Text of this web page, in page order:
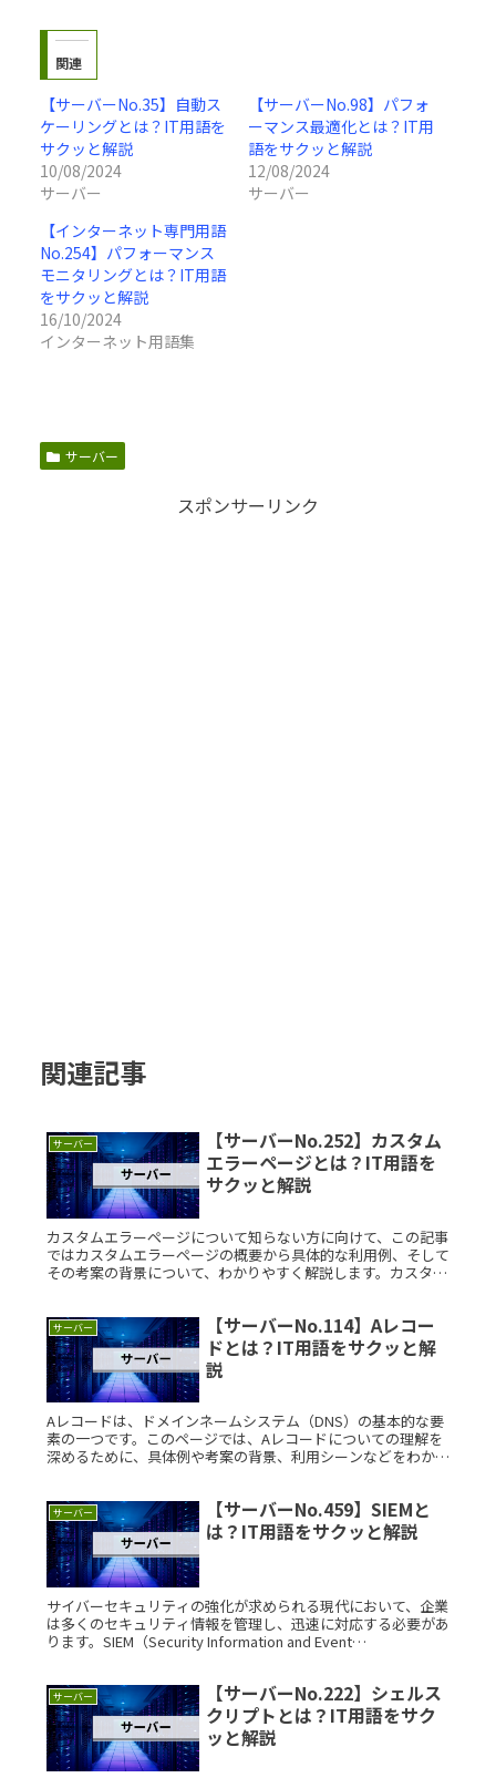
関連
【サーバーNo.35】自動ス
ケーリングとは？IT用語を
サクッと解説
10/08/2024
サーバー
【サーバーNo.98】パフォ
ーマンス最適化とは？IT用
語をサクッと解説
12/08/2024
サーバー
【インターネット専門用語
No.254】パフォーマンス
モニタリングとは？IT用語
をサクッと解説
16/10/2024
インターネット用語集
サーバー
スポンサーリンク
関連記事
サーバー
【サーバーNo.252】カスタム
エラーページとは？IT用語を
サクッと解説
カスタムエラーページについて知らない方に向けて、この記事
ではカスタムエラーページの概要から具体的な利用例、そして
その考案の背景について、わかりやすく解説します。カスタム
サーバー
【サーバーNo.114】Aレコー
ドとは？IT用語をサクッと解
説
Aレコードは、ドメインネームシステム（DNS）の基本的な要
素の一つです。このページでは、Aレコードについての理解を
深めるために、具体例や考案の背景、利用シーンなどをわかり
サーバー
【サーバーNo.459】SIEMと
は？IT用語をサクッと解説
サイバーセキュリティの強化が求められる現代において、企業
は多くのセキュリティ情報を管理し、迅速に対応する必要があ
ります。SIEM（Security Information and Event
サーバー
【サーバーNo.222】シェルス
クリプトとは？IT用語をサク
ッと解説